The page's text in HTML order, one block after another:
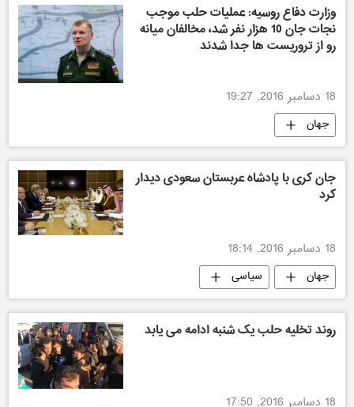
وزارت دفاع روسیه: عملیات حلب موجب
نجات جان 10 هزار نفر شد، مخالفان میانه
رو از تروریست ها جدا شدند
18 دسامبر 2016, 19:27
جهان
جان کری با پادشاه عربستان سعودی دیدار
کرد
18 دسامبر 2016, 18:14
جهان سیاسی
روند تخلیه حلب یک شنبه ادامه می یابد